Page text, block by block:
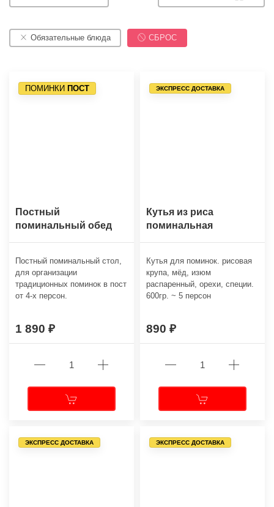
Обязательные блюда СБРОС
ПОМИНКИ ПОСТ
Постный
поминальный обед
Постный поминальный стол,
для организации
традиционных поминок в пост
от 4-х персон.
1 890
ЭКСПРЕСС ДОСТАВКА
Кутья из риса
поминальная
Кутья для поминок. рисовая
крупа, мёд, изюм
распаренный, орехи, специи.
600гр. ~ 5 персон
890
ЭКСПРЕСС ДОСТАВКА ЭКСПРЕСС ДОСТАВКА